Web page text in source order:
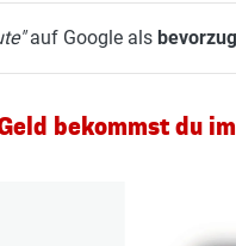
auf Google als
bekommst du